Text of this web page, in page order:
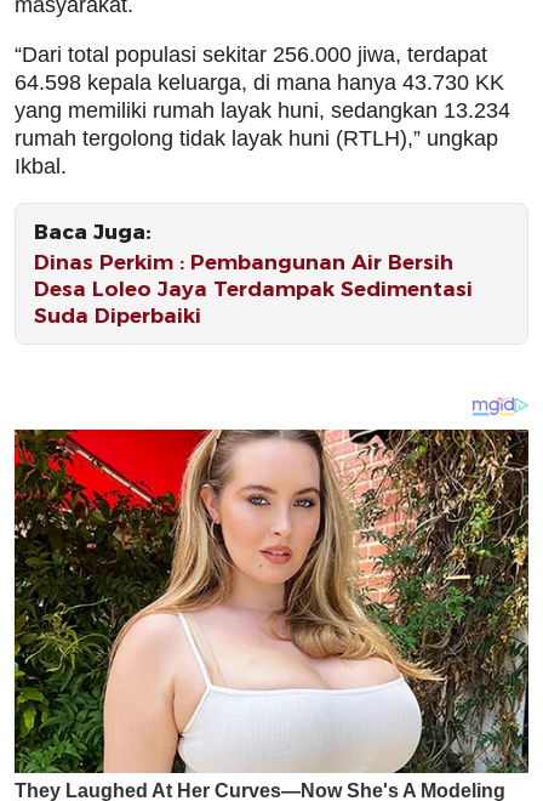
masyarakat.
“Dari total populasi sekitar 256.000 jiwa, terdapat
64.598 kepala keluarga, di mana hanya 43.730 KK
yang memiliki rumah layak huni, sedangkan 13.234
rumah tergolong tidak layak huni (RTLH),” ungkap
Ikbal.
Baca Juga:
Dinas Perkim : Pembangunan Air Bersih
Desa Loleo Jaya Terdampak Sedimentasi
Suda Diperbaiki